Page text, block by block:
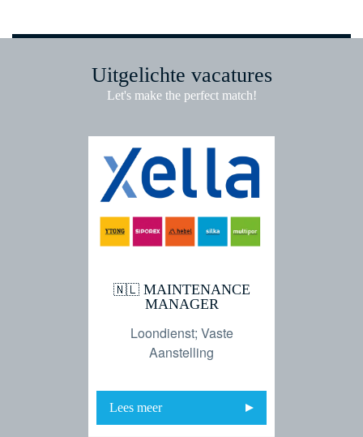
Uitgelichte vacatures
Let's make the perfect match!
🇳🇱MAINTENANCE
MANAGER
Loondienst; Vaste
Aanstelling
Lees meer